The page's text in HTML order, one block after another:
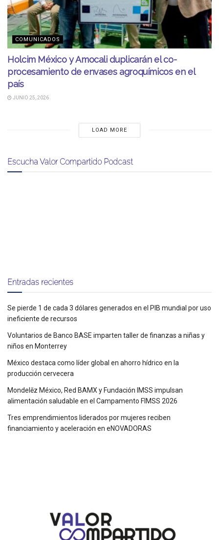
COMUNICADOS
Holcim México y Amocali duplicarán el co-
procesamiento de envases agroquímicos en el
país
JUNIO 25, 2026
LOAD MORE
Escucha Valor Compartido Podcast
Entradas recientes
Se pierde 1 de cada 3 dólares generados en el PIB mundial por uso
ineficiente de recursos
Voluntarios de Banco BASE imparten taller de finanzas a niñas y
niños en Monterrey
México destaca como líder global en ahorro hídrico en la
producción cervecera
Mondelēz México, Red BAMX y Fundación IMSS impulsan
alimentación saludable en el Campamento FIMSS 2026
Tres emprendimientos liderados por mujeres reciben
financiamiento y aceleración en eNOVADORAS